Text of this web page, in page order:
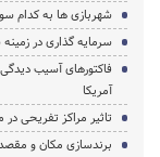
شهربازی ها به کدام
سرمایه گذاری در
فاکتورهای آسیب
آمریکا
تاثیر مراکز تفریحی
برندسازی مکان و